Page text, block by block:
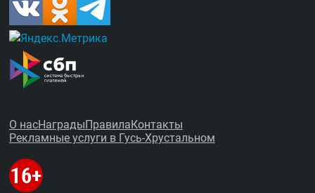
О насНаграды Правила Контакты
Рекламные услуги в Гусь-Хрустальном